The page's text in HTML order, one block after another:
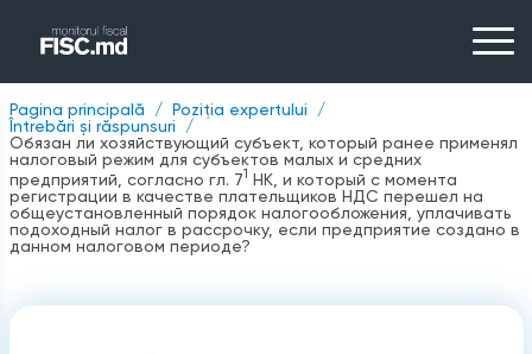
Pagina principală
Poziția expertului
Întrebări și răspunsuri
Обязан ли хозяйствующий субъект, который ранее применял
налоговый режим для субъектов малых и средних
предприятий, согласно гл. 71 НК, и который с момента
регистрации в качестве плательщиков НДС перешел на
общеустановленный порядок налогообложения, уплачивать
подоходный налог в рассрочку, если предприятие создано в
данном налоговом периоде?